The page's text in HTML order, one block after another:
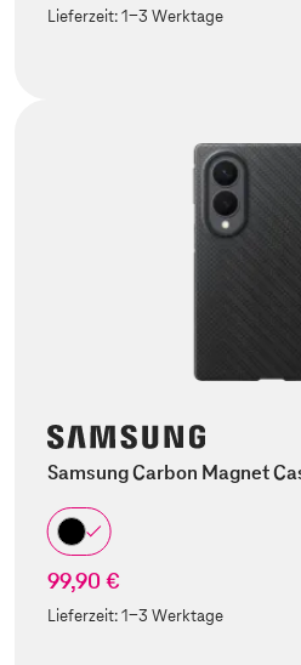
Lieferzeit:1-3 Werktage
Samsung Carbon Magnet
99,90 €
Lieferzeit:1-3 Werktage